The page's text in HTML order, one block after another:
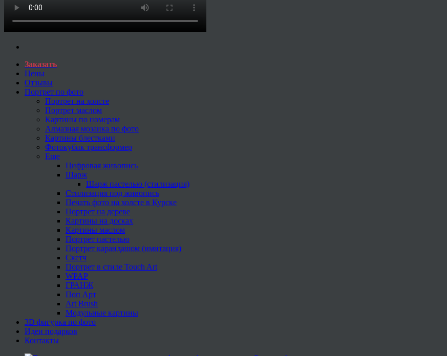
Заказать
Цены
Отзывы
Портрет по фото
Портрет на холсте
Портрет маслом
Картины по номерам
Алмазная мозаика по фото
Картины блестками
Фотокубик трансформер
Еще
Цифровая живопись
Шарж
Шарж пастелью (стилизация)
Стилизация под живопись
Печать фото на холсте в Курске
Портрет на дереве
Картины на досках
Картины маслом
Портрет пастелью
Портрет карандашом (имитация)
Скетч
Портрет в стиле Touch Art
WPAP
ГРАНЖ
Поп Арт
Art Brush
Модульные картины
3D фигурка по фото
Идеи подарков
Контакты